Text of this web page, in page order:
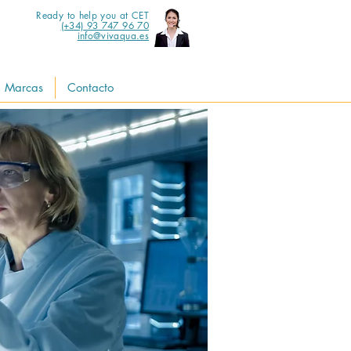
Ready to help you at CET
(+34) 93 747 96 70
info@vivaqua.es
Marcas Contacto